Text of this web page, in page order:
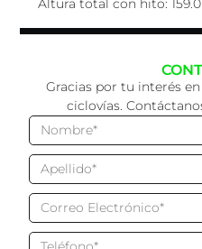
Altura total con hito:
Gracias por tu interés
ciclovías.